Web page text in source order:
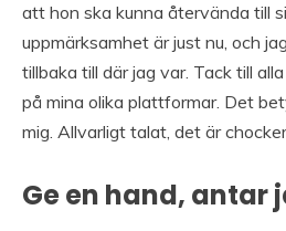
att hon ska kunna återvända till
uppmärksamhet är just nu, och
tillbaka till där jag var. Tack till
på mina olika plattformar. Det
mig. Allvarligt talat, det är
Ge en hand, antar